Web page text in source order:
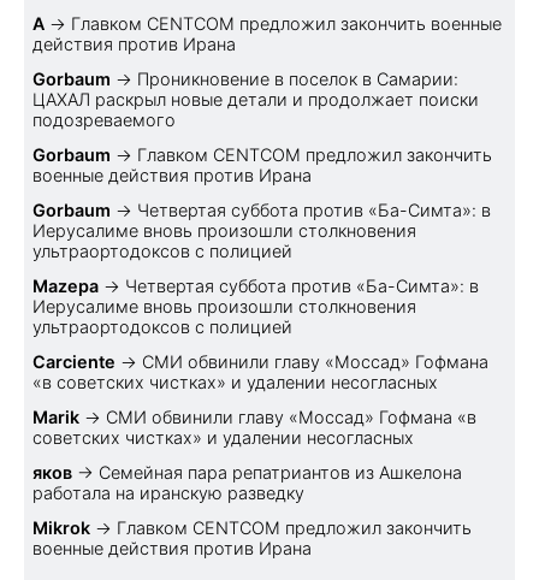
A → Главком CENTCOM предложил закончить военные
действия против Ирана
Gorbaum → Проникновение в поселок в Самарии:
ЦАХАЛ раскрыл новые детали и продолжает поиски
подозреваемого
Gorbaum → Главком CENTCOM предложил закончить
военные действия против Ирана
Gorbaum → Четвертая суббота против «Ба-Симта»: в
Иерусалиме вновь произошли столкновения
ультраортодоксов с полицией
Mazepa → Четвертая суббота против «Ба-Симта»: в
Иерусалиме вновь произошли столкновения
ультраортодоксов с полицией
Carciente → СМИ обвинили главу «Моссад» Гофмана
«в советских чистках» и удалении несогласных
Marik → СМИ обвинили главу «Моссад» Гофмана «в
советских чистках» и удалении несогласных
яков → Семейная пара репатриантов из Ашкелона
работала на иранскую разведку
Mikrok → Главком CENTCOM предложил закончить
военные действия против Ирана